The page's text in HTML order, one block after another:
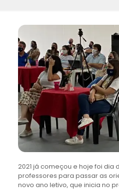
2021 já começou e hoje foi dia
professores para passar as
novo ano letivo, que inicia no